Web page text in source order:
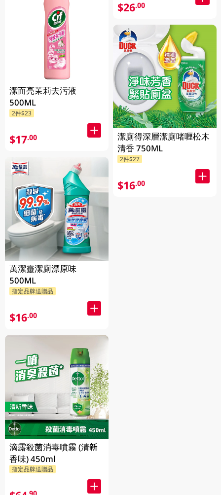
潔而亮茉莉去污液
500ML
2件$23
$17.00
萬潔靈潔廁漂原味
500ML
指定品牌送贈品
$16.00
滴露殺菌消毒噴霧 (清新
香味) 450ml
指定品牌送贈品
$26.00
潔廁得深層潔廁啫喱松木
清香 750ML
2件$27
$16.00